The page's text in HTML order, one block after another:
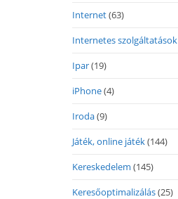
Internet(63)
Internetes szolgáltatások
Ipar(19)
iPhone(4)
Iroda(9)
Játék, online játék(144)
Kereskedelem (145)
Keresőoptimalizálás(25)